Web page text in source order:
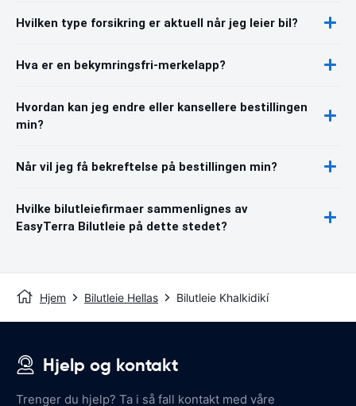
Hvilken type forsikring er aktuell når jeg leier bil?
Hva er en bekymringsfri-merkelapp?
Hvordan kan jeg endre eller kansellere bestillingen
min?
Når vil jeg få bekreftelse på bestillingen min?
Hvilke bilutleiefirmaer sammenlignes av
EasyTerra Bilutleie på dette stedet?
Hjem Bilutleie Hellas Bilutleie Khalkidikí
Hjelp og kontakt
Trenger du hjelp? Ta i så fall kontakt med våre